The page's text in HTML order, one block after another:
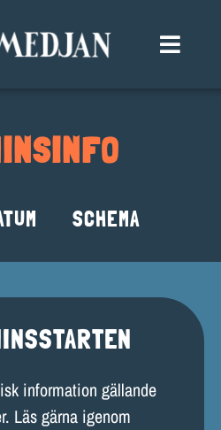
Toggle
VÅRA GRUPPER
KALENDER
LOKALER OCH KOSTYM
SCHEMA
information gällande
Läs gärna igenom